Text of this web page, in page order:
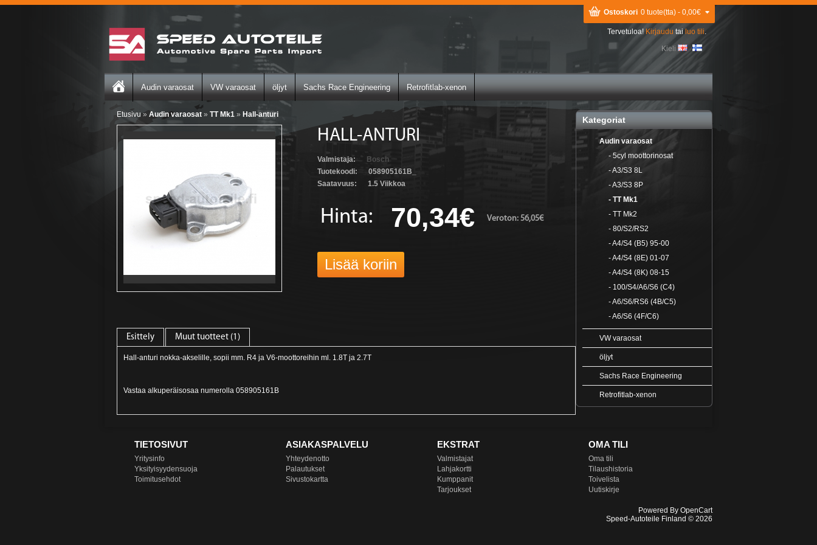
Ostoskori 0 tuote(tta) - 0,00€
Tervetuloa!Kirjaudu tai luo tili.
Kieli
Audin varaosat VW varaosat öljyt Sachs Race Engineering Retrofitlab-xenon
Kategoriat
Audin varaosat
- 5cyl moottorinosat
- A3/S3 8L
- A3/S3 8P
- TT Mk1
- TT Mk2
- 80/S2/RS2
- A4/S4 (B5) 95-00
- A4/S4 (8E) 01-07
- A4/S4 (8K) 08-15
- 100/S4/A6/S6 (C4)
- A6/S6/RS6 (4B/C5)
- A6/S6 (4F/C6)
VW varaosat
öljyt
Sachs Race Engineering
Retrofitlab-xenon
Etusivu » Audin varaosat » TT Mk1 » Hall-anturi
HALL-ANTURI
Valmistaja:
Bosch
Tuotekoodi:
058905161B_
Saatavuus:
1.5 Viikkoa
Hinta: 70,34€ Veroton: 56,05€
Esittely Muut tuotteet (1)
Hall-anturi nokka-akselille, sopii mm. R4 ja V6-moottoreihin ml. 1.8T ja 2.7T
Vastaa alkuperäisosaa numerolla 058905161B
TIETOSIVUT
Yritysinfo
Yksityisyydensuoja
Toimitusehdot
ASIAKASPALVELU
Yhteydenotto
Palautukset
Sivustokartta
EKSTRAT
Valmistajat
Lahjakortti
Kumppanit
Tarjoukset
OMA TILI
Oma tili
Tilaushistoria
Toivelista
Uutiskirje
Powered By OpenCart
Speed-Autoteile Finland © 2026